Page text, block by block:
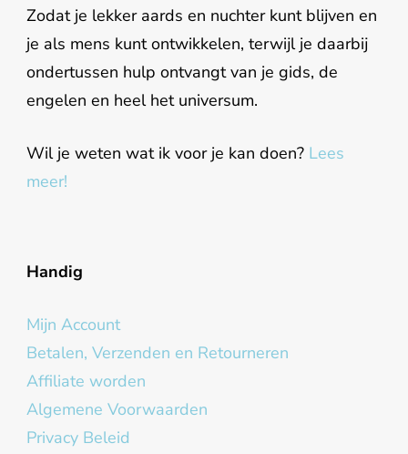
Zodat je lekker aards en nuchter kunt blijven en
je als mens kunt ontwikkelen, terwijl je daarbij
ondertussen hulp ontvangt van je gids, de
engelen en heel het universum.
Wil je weten wat ik voor je kan doen? Lees
meer!
Handig
Mijn Account
Betalen, Verzenden en Retourneren
Affiliate worden
Algemene Voorwaarden
Privacy Beleid